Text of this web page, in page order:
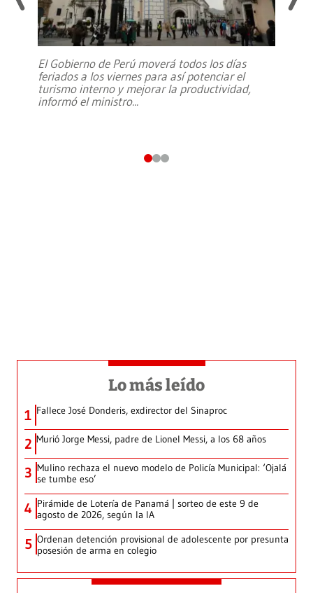
El Gobierno de Perú moverá todos los días
feriados a los viernes para así potenciar el
turismo interno y mejorar la productividad,
informó el ministro...
Lo más leído
1 Fallece José Donderis, exdirector del Sinaproc
2 Murió Jorge Messi, padre de Lionel Messi, a los 68 años
3 Mulino rechaza el nuevo modelo de Policía Municipal: ‘Ojalá
se tumbe eso’
4 Pirámide de Lotería de Panamá | sorteo de este 9 de
agosto de 2026, según la IA
5 Ordenan detención provisional de adolescente por presunta
posesión de arma en colegio